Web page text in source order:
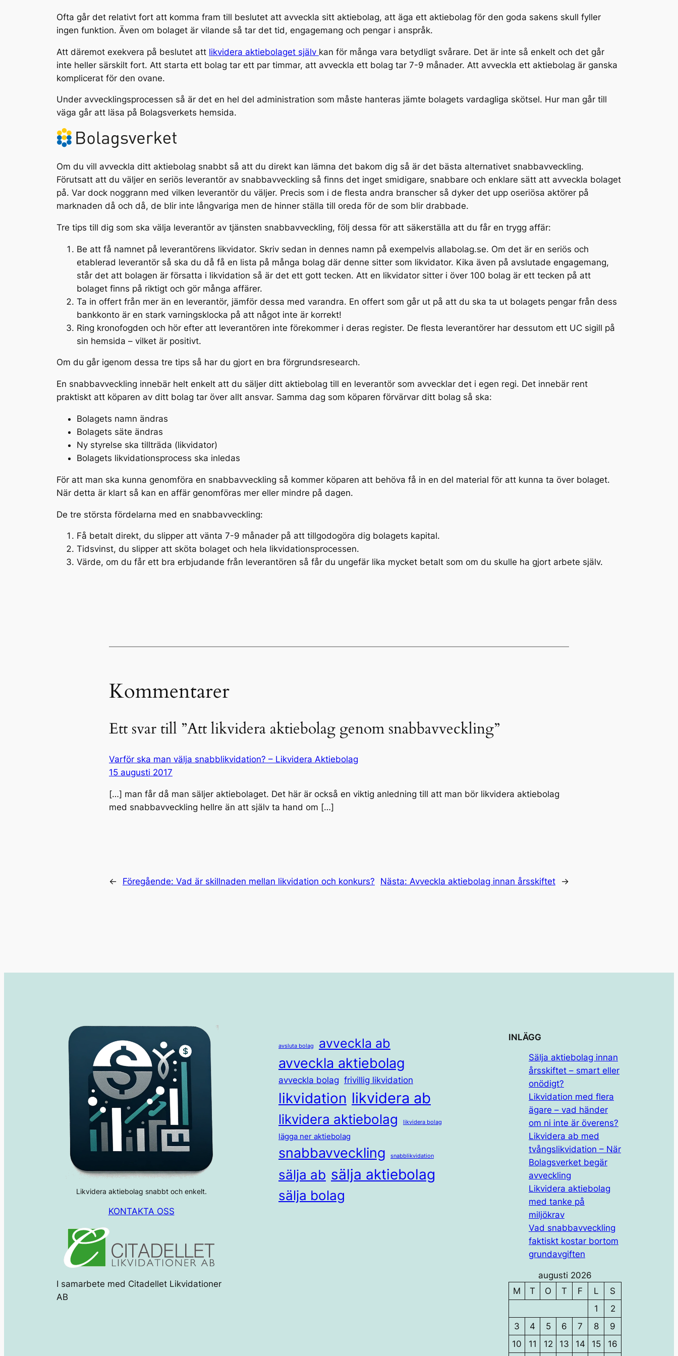
Ofta går det relativt fort att komma fram till beslutet att avveckla sitt aktiebolag, att äga ett aktiebolag för den goda sakens skull fyller
ingen funktion. Även om bolaget är vilande så tar det tid, engagemang och pengar i anspråk.
Att däremot exekvera på beslutet att likvidera aktiebolaget själv kan för många vara betydligt svårare. Det är inte så enkelt och det går
inte heller särskilt fort. Att starta ett bolag tar ett par timmar, att avveckla ett bolag tar 7-9 månader. Att avveckla ett aktiebolag är ganska
komplicerat för den ovane.
Under avvecklingsprocessen så är det en hel del administration som måste hanteras jämte bolagets vardagliga skötsel. Hur man går till
väga går att läsa på Bolagsverkets hemsida.
Om du vill avveckla ditt aktiebolag snabbt så att du direkt kan lämna det bakom dig så är det bästa alternativet snabbavveckling.
Förutsatt att du väljer en seriös leverantör av snabbavveckling så finns det inget smidigare, snabbare och enklare sätt att avveckla bolaget
på. Var dock noggrann med vilken leverantör du väljer. Precis som i de flesta andra branscher så dyker det upp oseriösa aktörer på
marknaden då och då, de blir inte långvariga men de hinner ställa till oreda för de som blir drabbade.
Tre tips till dig som ska välja leverantör av tjänsten snabbavveckling, följ dessa för att säkerställa att du får en trygg affär:
Be att få namnet på leverantörens likvidator. Skriv sedan in dennes namn på exempelvis allabolag.se. Om det är en seriös och
etablerad leverantör så ska du då få en lista på många bolag där denne sitter som likvidator. Kika även på avslutade engagemang,
står det att bolagen är försatta i likvidation så är det ett gott tecken. Att en likvidator sitter i över 100 bolag är ett tecken på att
bolaget finns på riktigt och gör många affärer.
Ta in offert från mer än en leverantör, jämför dessa med varandra. En offert som går ut på att du ska ta ut bolagets pengar från dess
bankkonto är en stark varningsklocka på att något inte är korrekt!
Ring kronofogden och hör efter att leverantören inte förekommer i deras register. De flesta leverantörer har dessutom ett UC sigill på
sin hemsida – vilket är positivt.
Om du går igenom dessa tre tips så har du gjort en bra förgrundsresearch.
En snabbavveckling innebär helt enkelt att du säljer ditt aktiebolag till en leverantör som avvecklar det i egen regi. Det innebär rent
praktiskt att köparen av ditt bolag tar över allt ansvar. Samma dag som köparen förvärvar ditt bolag så ska:
Bolagets namn ändras
Bolagets säte ändras
Ny styrelse ska tillträda (likvidator)
Bolagets likvidationsprocess ska inledas
För att man ska kunna genomföra en snabbavveckling så kommer köparen att behöva få in en del material för att kunna ta över bolaget.
När detta är klart så kan en affär genomföras mer eller mindre på dagen.
De tre största fördelarna med en snabbavveckling:
Få betalt direkt, du slipper att vänta 7-9 månader på att tillgodogöra dig bolagets kapital.
Tidsvinst, du slipper att sköta bolaget och hela likvidationsprocessen.
Värde, om du får ett bra erbjudande från leverantören så får du ungefär lika mycket betalt som om du skulle ha gjort arbete själv.
Kommentarer
Ett svar till ”Att likvidera aktiebolag genom snabbavveckling”
Varför ska man välja snabblikvidation? – Likvidera Aktiebolag
15 augusti 2017
[…] man får då man säljer aktiebolaget. Det här är också en viktig anledning till att man bör likvidera aktiebolag
med snabbavveckling hellre än att själv ta hand om […]
← Föregående: Vad är skillnaden mellan likvidation och konkurs? Nästa: Avveckla aktiebolag innan årsskiftet →
Likvidera aktiebolag snabbt och enkelt.
KONTAKTA OSS
I samarbete med Citadellet Likvidationer
AB
avsluta bolag avveckla ab
avveckla aktiebolag
avveckla bolag frivillig likvidation
likvidation likvidera ab
likvidera aktiebolag likvidera bolag
lägga ner aktiebolag
snabbavveckling snabblikvidation
sälja ab sälja aktiebolag
sälja bolag
INLÄGG
Sälja aktiebolag innan
årsskiftet – smart eller
onödigt?
Likvidation med flera
ägare – vad händer
om ni inte är överens?
Likvidera ab med
tvångslikvidation – När
Bolagsverket begär
avveckling
Likvidera aktiebolag
med tanke på
miljökrav
Vad snabbavveckling
faktiskt kostar bortom
grundavgiften
augusti 2026
M
T O T F L
S
1
2
3
4 5 6 7 8
9
10
11 12 13 14 15 16